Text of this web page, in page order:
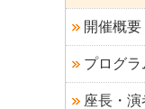
開催概要
プログラ
座長・